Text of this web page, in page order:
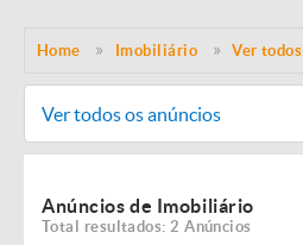
Home Imobiliário Ver todos
Ver todos os anúncios
Anúncios de Imobiliário
Total resultados: 2 Anúncios